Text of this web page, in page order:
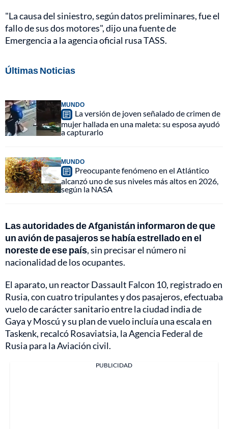
"La causa del siniestro, según datos preliminares, fue el
fallo de sus dos motores", dijo una fuente de
Emergencia a la agencia oficial rusa TASS.
Últimas Noticias
MUNDO
La versión de joven señalado de crimen de
mujer hallada en una maleta: su esposa ayudó
a capturarlo
MUNDO
Preocupante fenómeno en el Atlántico
alcanzó uno de sus niveles más altos en 2026,
según la NASA
Las autoridades de Afganistán informaron de que
un avión de pasajeros se había estrellado en el
noreste de ese país, sin precisar el número ni
nacionalidad de los ocupantes.
El aparato, un reactor Dassault Falcon 10, registrado en
Rusia, con cuatro tripulantes y dos pasajeros, efectuaba
vuelo de carácter sanitario entre la ciudad india de
Gaya y Moscú y su plan de vuelo incluía una escala en
Taskenk, recalcó Rosaviatsia, la Agencia Federal de
Rusia para la Aviación civil.
PUBLICIDAD